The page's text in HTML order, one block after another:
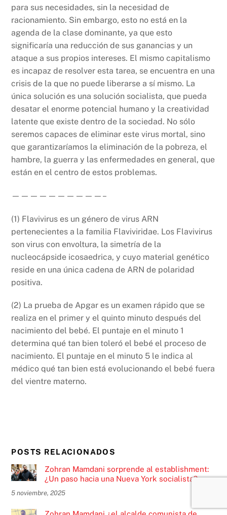
para sus necesidades, sin la necesidad de
racionamiento. Sin embargo, esto no está en la
agenda de la clase dominante, ya que esto
significaría una reducción de sus ganancias y un
ataque a sus propios intereses. El mismo capitalismo
es incapaz de resolver esta tarea, se encuentra en una
crisis de la que no puede liberarse a sí mismo. La
única solución es una solución socialista, que pueda
desatar el enorme potencial humano y la creatividad
latente que existe dentro de la sociedad. No sólo
seremos capaces de eliminar este virus mortal, sino
que garantizaríamos la eliminación de la pobreza, el
hambre, la guerra y las enfermedades en general, que
están en el centro de estos problemas.
——————————–
(1) Flavivirus es un género de virus ARN
pertenecientes a la familia Flaviviridae. Los Flavivirus
son virus con envoltura, la simetría de la
nucleocápside icosaedrica, y cuyo material genético
reside en una única cadena de ARN de polaridad
positiva.
(2) La prueba de Apgar es un examen rápido que se
realiza en el primer y el quinto minuto después del
nacimiento del bebé. El puntaje en el minuto 1
determina qué tan bien toleró el bebé el proceso de
nacimiento. El puntaje en el minuto 5 le indica al
médico qué tan bien está evolucionando el bebé fuera
del vientre materno.
POSTS RELACIONADOS
Zohran Mamdani sorprende al establishment:
¿Un paso hacia una Nueva York socialista?
5 noviembre, 2025